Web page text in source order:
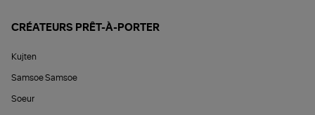
CRÉATEURS PRÊT-À-PORTER
Kujten
Samsoe Samsoe
Soeur